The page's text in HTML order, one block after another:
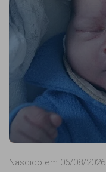
Nascido em 06/08/2026